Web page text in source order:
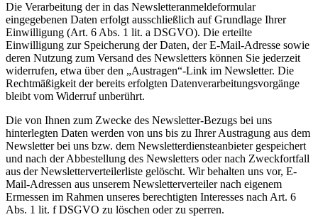
Die Verarbeitung der in das Newsletteranmeldeformular
eingegebenen Daten erfolgt ausschließlich auf Grundlage Ihrer
Einwilligung (Art. 6 Abs. 1 lit. a DSGVO). Die erteilte
Einwilligung zur Speicherung der Daten, der E-Mail-Adresse sowie
deren Nutzung zum Versand des Newsletters können Sie jederzeit
widerrufen, etwa über den „Austragen“-Link im Newsletter. Die
Rechtmäßigkeit der bereits erfolgten Datenverarbeitungsvorgänge
bleibt vom Widerruf unberührt.
Die von Ihnen zum Zwecke des Newsletter-Bezugs bei uns
hinterlegten Daten werden von uns bis zu Ihrer Austragung aus dem
Newsletter bei uns bzw. dem Newsletterdiensteanbieter gespeichert
und nach der Abbestellung des Newsletters oder nach Zweckfortfall
aus der Newsletterverteilerliste gelöscht. Wir behalten uns vor, E-
Mail-Adressen aus unserem Newsletterverteiler nach eigenem
Ermessen im Rahmen unseres berechtigten Interesses nach Art. 6
Abs. 1 lit. f DSGVO zu löschen oder zu sperren.